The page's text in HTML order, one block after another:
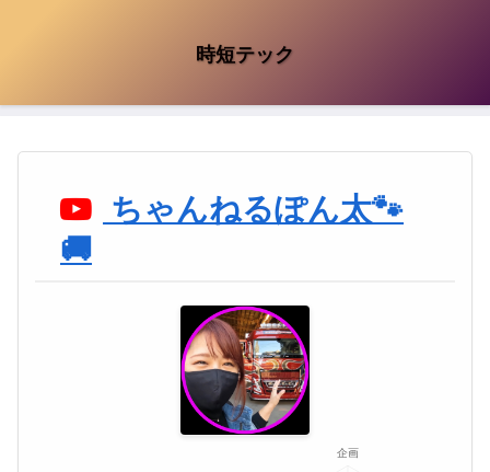
時短テック
ちゃんねるぽん太🐾
🚚